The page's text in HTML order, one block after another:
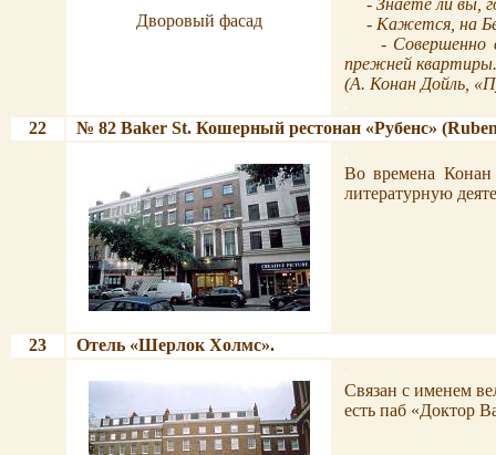
Дворовый фасад
- Знаете ли вы,
- Кажется, на
- Совершенно
прежней
(А. Конан Дойль,
.
22
№ 82 Baker St. Кошерный рестонан «Рубенс»
Во времена Конан
литературную
23
Отель «Шерлок Холмс».
Связан с именем
есть паб «Доктор